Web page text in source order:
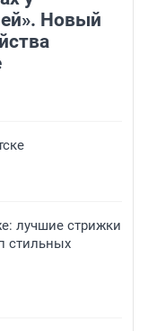
Новый
лучшие стрижки
стильных